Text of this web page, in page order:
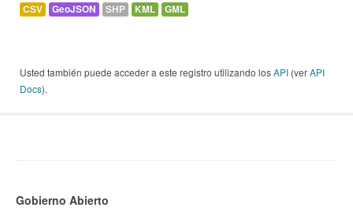
CSV GeoJSON SHP KML GML
Usted también puede acceder a este registro utilizando losAPI (verAPI
Docs).
Gobierno Abierto